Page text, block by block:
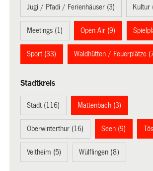
Jugi / Pfadi / Ferienhäuser (3) Kultur
Meetings (1) Open Air (9)
Sport (33) Waldhütten / Feuerplätze
Stadtkreis
Stadt (116) Mattenbach (3)
Oberwinterthur (16) Seen (9)
Veltheim (5) Wülflingen (8)